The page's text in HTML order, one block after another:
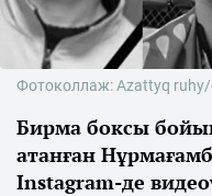
Фотоколлаж: Azattyq
Бирма боксы
атанған
Instagram-де